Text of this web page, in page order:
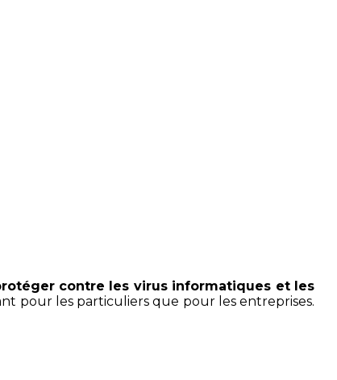
contre les virus informatiques et les
pour les particuliers que pour les entreprises.